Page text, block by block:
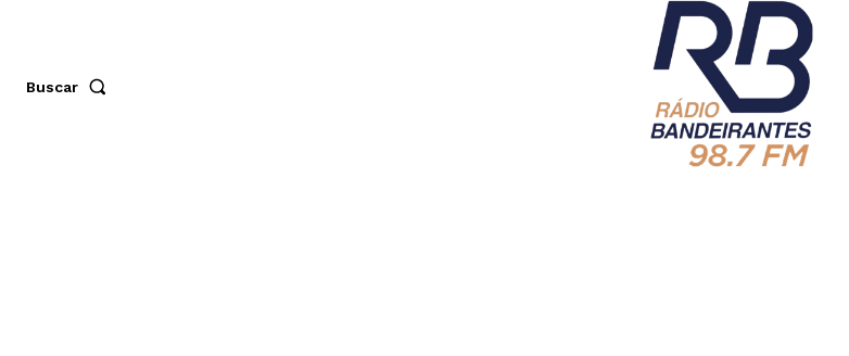
Buscar